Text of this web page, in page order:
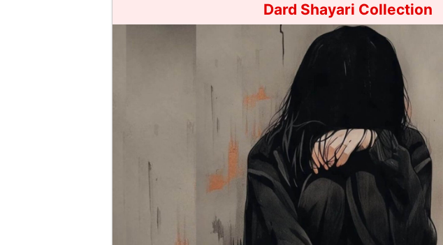
Dard Shayari Collection